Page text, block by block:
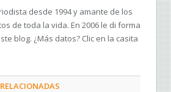
desde 1994 y amante de los
de toda la vida. En 2006 le di forma
blog. ¿Más datos? Clic en la casita